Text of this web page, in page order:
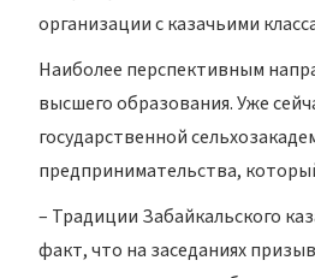
организации с казачьими
Наиболее перспективным
высшего образования. Уже
государственной
предпринимательства,
– Традиции Забайкальского
факт, что на заседаниях